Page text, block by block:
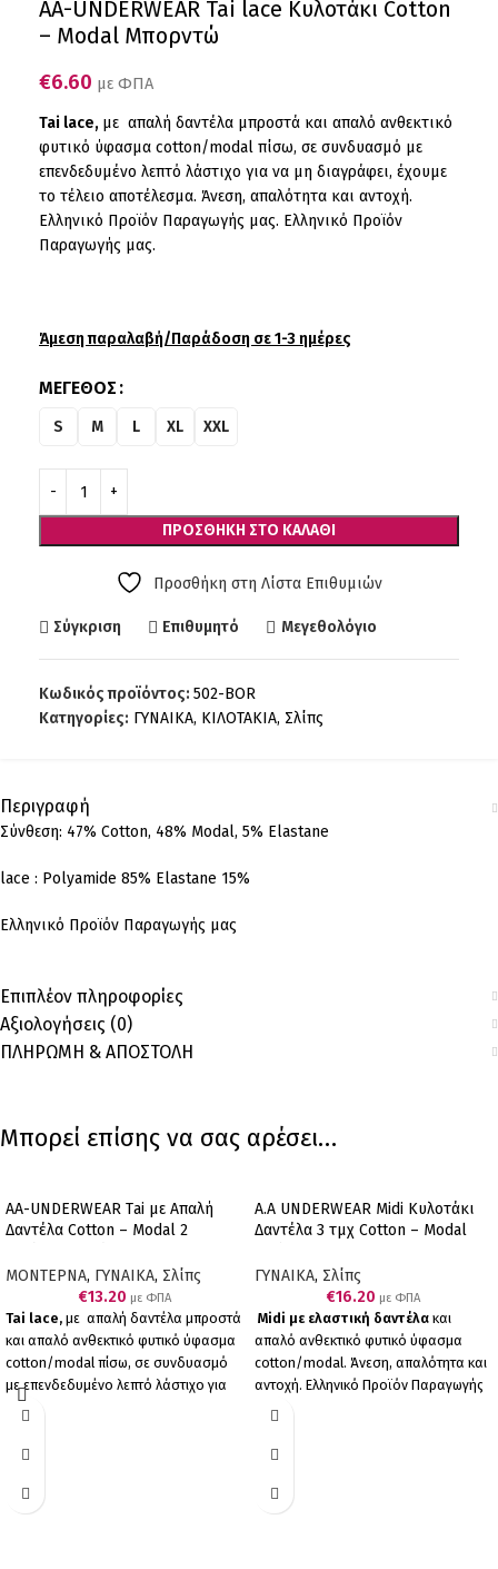
AA-UNDERWEAR Tai lace Κυλοτάκι Cotton
– Modal Μπορντώ
€6.60 με ΦΠΑ
Tai lace, με απαλή δαντέλα μπροστά και απαλό ανθεκτικό
φυτικό ύφασμα cotton/modal πίσω, σε συνδυασμό με
επενδεδυμένο λεπτό λάστιχο για να μη διαγράφει, έχουμε
το τέλειο αποτέλεσμα. Άνεση, απαλότητα και αντοχή.
Ελληνικό Προϊόν Παραγωγής μας. Ελληνικό Προϊόν
Παραγωγής μας.
Άμεση παραλαβή/Παράδοση σε 1-3 ημέρες
ΜΈΓΕΘΟΣ
S M L XL XXL
ΠΡΟΣΘΉΚΗ ΣΤΟ ΚΑΛΆΘΙ
Προσθήκη στη Λίστα Επιθυμιών
Σύγκριση Επιθυμητό Μεγεθολόγιο
Κωδικός προϊόντος: 502-BOR
Κατηγορίες: ΓΥΝΑΙΚΑ, ΚΙΛΟΤΑΚΙΑ, Σλίπς
Περιγραφή
Σύνθεση: 47% Cotton, 48% Modal, 5% Elastane
lace : Polyamide 85% Elastane 15%
Ελληνικό Προϊόν Παραγωγής μας
Επιπλέον πληροφορίες
Αξιολογήσεις (0)
ΠΛΗΡΩΜΗ & ΑΠΟΣΤΟΛΗ
Μπορεί επίσης να σας αρέσει…
AA-UNDERWEAR Τai με Απαλή
Δαντέλα Cotton – Modal 2
ΜΟΝΤΕΡΝΑ, ΓΥΝΑΙΚΑ, Σλίπς
€13.20 με ΦΠΑ
Tai lace, με απαλή δαντέλα μπροστά
και απαλό ανθεκτικό φυτικό ύφασμα
cotton/modal πίσω, σε συνδυασμό
με επενδεδυμένο λεπτό λάστιχο για
να μη διαγράφει, έχουμε το τέλειο
αντοχή. Ελληνικό Προϊόν Παραγωγής
λευκά).
Α.A UNDERWEAR Midi Κυλοτάκι
Δαντέλα 3 τμχ Cotton – Modal
ΓΥΝΑΙΚΑ, Σλίπς
€16.20 με ΦΠΑ
Midi με ελαστική δαντέλα και
απαλό ανθεκτικό φυτικό ύφασμα
cotton/modal. Άνεση, απαλότητα και
αντοχή. Ελληνικό Προϊόν Παραγωγής
μας. Συσκευασία τριών τεμαχίων (3